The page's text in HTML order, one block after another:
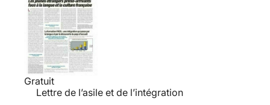
Gratuit
Lettre de l’asile et de l’intégration